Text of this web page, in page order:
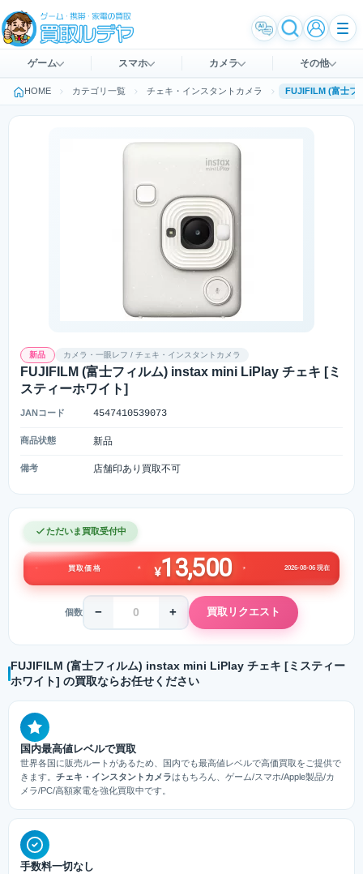
ゲーム スマホ カメラ その他
HOME カテゴリ一覧 チェキ・インスタントカメラ
新品 カメラ・一眼レフ / チェキ・インスタントカメラ
FUJIFILM (富士フィルム) instax mini LiPlay チェキ [ミ
スティーホワイト]
JANコード 4547410539073
商品状態 新品
備考 店舗印あり買取不可
ただいま買取受付中
買取価格 ¥13,500 2026-08-06 現在
個数 − + 買取リクエスト
FUJIFILM (富士フィルム) instax mini LiPlay チェキ [ミスティー
ホワイト] の買取ならお任せください
国内最高値レベルで買取
世界各国に販売ルートがあるため、国内でも最高値レベルで高価買取をご提供で
きます。 チェキ・インスタントカメラはもちろん、ゲーム/スマホ/Apple製品/カ
メラ/PC/高額家電を強化買取中です。
手数料一切なし